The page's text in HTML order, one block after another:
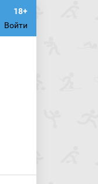
Войти